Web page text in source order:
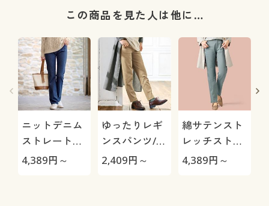
この商品を見た人は他に…
ニットデニム
ストレートパ
ンツ(スマート
4,389円～
ゆったりレギ
ンスパンツ/細
見えが叶うら
2,409円～
綿サテンスト
レッチストレ
ートパンツ(ヨ
4,389円～